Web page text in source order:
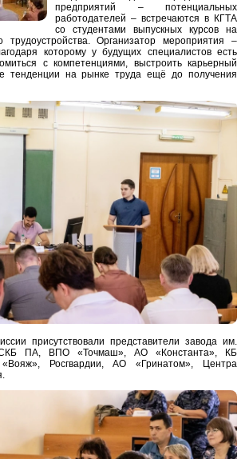
предприятий – потенциальных
работодателей – встречаются в КГТА
со студентами выпускных курсов на
трудоустройства. Организатор мероприятия –
которому у будущих специалистов есть
с компетенциями, выстроить карьерный
тенденции на рынке труда ещё до получения
присутствовали представители завода им.
ПА, ВПО «Точмаш», АО «Константа», КБ
Росгвардии,
АО «Гринатом», Центра